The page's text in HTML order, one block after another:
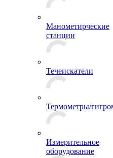
Манометирческие
станции
Течеискатели
Термометры/
Измерительное
оборудование